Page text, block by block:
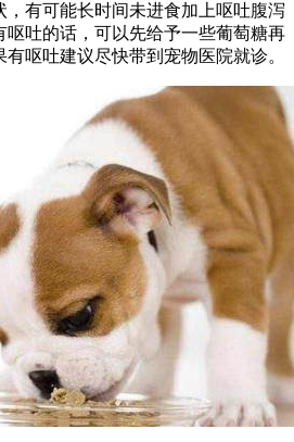
，有可能长时间未进食加上呕吐腹泻
呕吐的话，可以先给予一些葡萄糖再
呕吐建议尽快带到宠物医院就诊。